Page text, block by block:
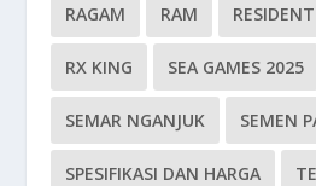
RAGAM RAM
RX KING SEA GAMES 2025
SEMAR NGANJUK SEMEN
SPESIFIKASI DAN HARGA